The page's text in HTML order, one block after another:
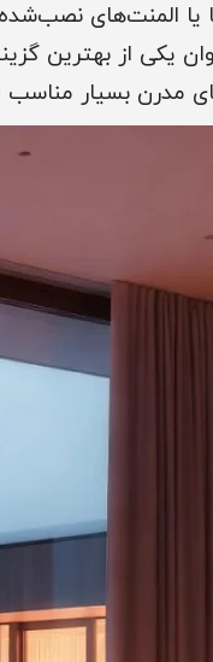
یا المنت‌های
یکی از بهترین
مدرن بسیار